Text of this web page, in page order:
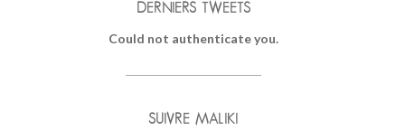
DERNIERS TWEETS
Could not authenticate you.
SUIVRE MALIKI